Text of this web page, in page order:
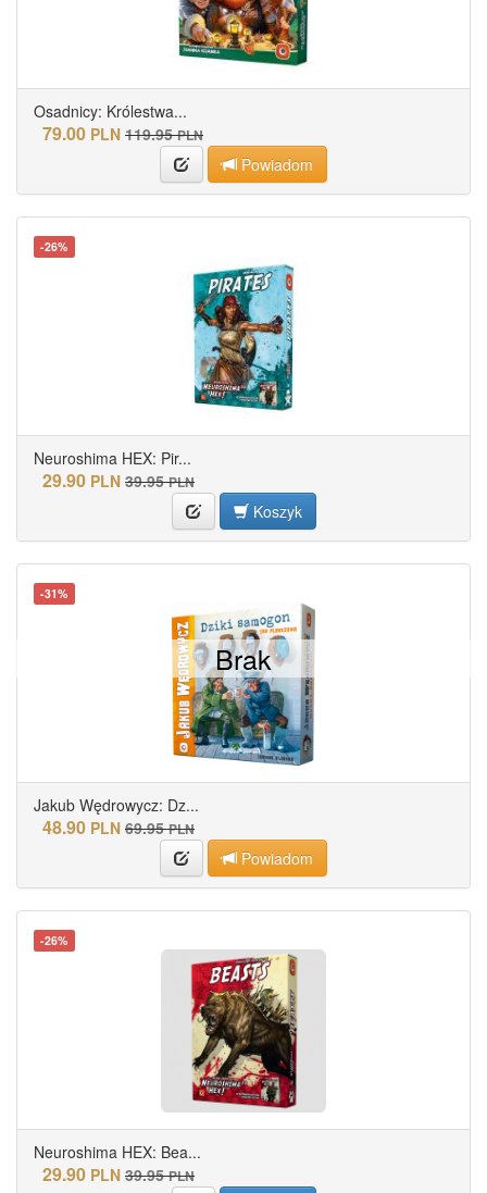
Osadnicy: Królestwa...
79.00 PLN 119.95 PLN
Powiadom
-26%
Neuroshima HEX: Pir...
29.90 PLN 39.95 PLN
Koszyk
-31%
Jakub Wędrowycz: Dz...
48.90 PLN 69.95 PLN
Powiadom
Brak
-26%
Neuroshima HEX: Bea...
29.90 PLN 39.95 PLN